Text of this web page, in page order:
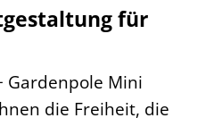
für
Gardenpole Mini
die Freiheit, die